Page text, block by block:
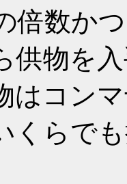
倍数か
供物を
はコン
くらで